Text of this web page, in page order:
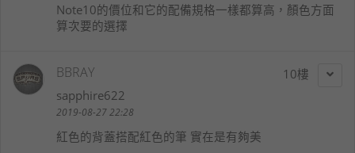
Note10的價位和它的配備規格一樣都算高，顏色方面
算次要的選擇
10
BBRAY
sapphire622
2019-08-27 22:28
紅色的背蓋搭配紅色的筆 實在是有夠美